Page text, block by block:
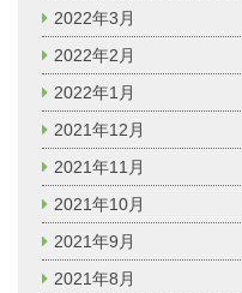
2022年3月
2022年2月
2022年1月
2021年12月
2021年11月
2021年10月
2021年9月
2021年8月